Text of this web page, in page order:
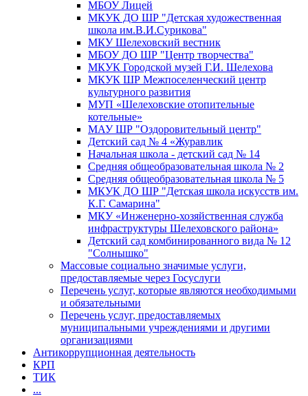
МБОУ Лицей
МКУК ДО ШР "Детская художественная
школа им.В.И.Сурикова"
МКУ Шелеховский вестник
МБОУ ДО ШР "Центр творчества"
МКУК Городской музей Г.И. Шелехова
МКУК ШР Межпоселенческий центр
культурного развития
МУП «Шелеховские отопительные
котельные»
МАУ ШР "Оздоровительный центр"
Детский сад № 4 «Журавлик
Начальная школа - детский сад № 14
Средняя общеобразовательная школа № 2
Средняя общеобразовательная школа № 5
МКУК ДО ШР "Детская школа искусств им.
К.Г. Самарина"
МКУ «Инженерно-хозяйственная служба
инфраструктуры Шелеховского района»
Детский сад комбинированного вида № 12
"Солнышко"
Массовые социально значимые услуги,
предоставляемые через Госуслуги
Перечень услуг, которые являются необходимыми
и обязательными
Перечень услуг, предоставляемых
муниципальными учреждениями и другими
организациями
Антикоррупционная деятельность
КРП
ТИК
...